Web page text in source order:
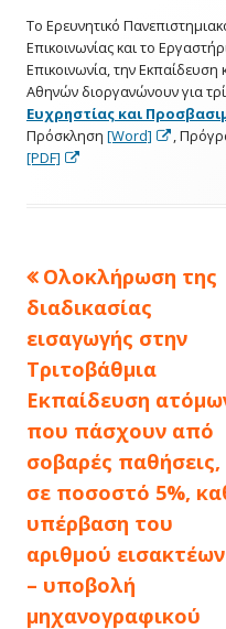
Το Ερευνητικό
Επικοινωνίας και το
Επικοινωνία, την
Αθηνών διοργανώνουν για
Ευχρηστίας και
Πρόσκληση [Word]
Opens
,
[PDF]
Πλοήγηση
άρθρων
Previous
article:
Ολοκλήρωση της
διαδικασίας
εισαγωγής στην
Τριτοβάθμια
Εκπαίδευση
που πάσχουν από
σοβαρές παθήσεις,
σε ποσοστό 5%,
υπέρβαση του
αριθμού εισακτέων
– υποβολή
μηχανογραφικού